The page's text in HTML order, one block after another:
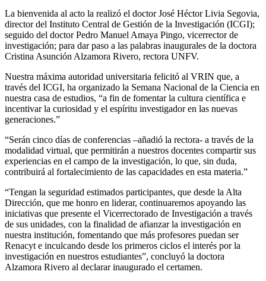
La bienvenida al acto la realizó el doctor José Héctor Livia Segovia,
director del Instituto Central de Gestión de la Investigación (ICGI);
seguido del doctor Pedro Manuel Amaya Pingo, vicerrector de
investigación; para dar paso a las palabras inaugurales de la doctora
Cristina Asunción Alzamora Rivero, rectora UNFV.
Nuestra máxima autoridad universitaria felicitó al VRIN que, a
través del ICGI, ha organizado la Semana Nacional de la Ciencia en
nuestra casa de estudios, “a fin de fomentar la cultura científica e
incentivar la curiosidad y el espíritu investigador en las nuevas
generaciones.”
“Serán cinco días de conferencias –añadió la rectora- a través de la
modalidad virtual, que permitirán a nuestros docentes compartir sus
experiencias en el campo de la investigación, lo que, sin duda,
contribuirá al fortalecimiento de las capacidades en esta materia.”
“Tengan la seguridad estimados participantes, que desde la Alta
Dirección, que me honro en liderar, continuaremos apoyando las
iniciativas que presente el Vicerrectorado de Investigación a través
de sus unidades, con la finalidad de afianzar la investigación en
nuestra institución, fomentando que más profesores puedan ser
Renacyt e inculcando desde los primeros ciclos el interés por la
investigación en nuestros estudiantes”, concluyó la doctora
Alzamora Rivero al declarar inaugurado el certamen.